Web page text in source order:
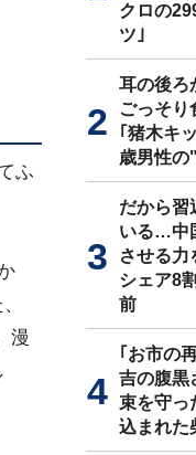
ふ
漫
クロの
ツ｣
耳の後ろ
ごっそ
｢猪木キ
歳男性の
だから習
いる…中
させる力
シェア8
前
｢お市の
吉の腹
束を守っ
込まれた